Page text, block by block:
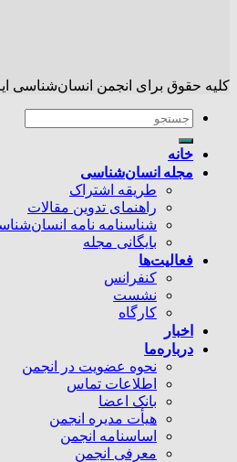
کلیه حقوق برای انجمن انسان‌شناسی
خانه
مجله انسان‌شناسی
طریقه اشتراک
راهنمای تدوین مقالات
شناسنامه نامه
بایگانی مجله
فعالیت‌ها
کنفرانس
نشست
کارگاه
اخبار
درباره‌ما
نحوه عضویت در انجمن
اطلاعات تماس
بانک اعضا
هیأت مدیره انجمن
اساسنامه انجمن
معرفی انجمن